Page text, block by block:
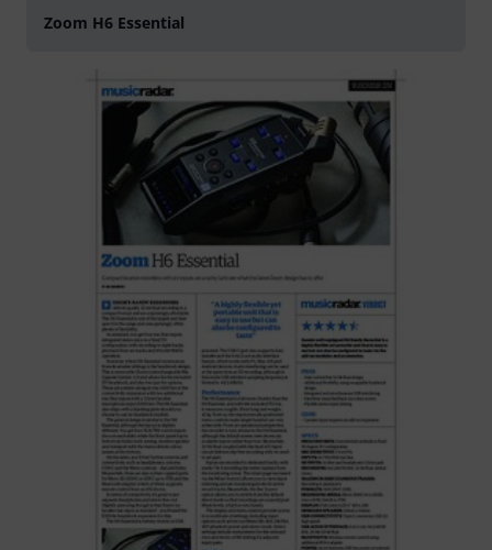
Zoom H6 Essential